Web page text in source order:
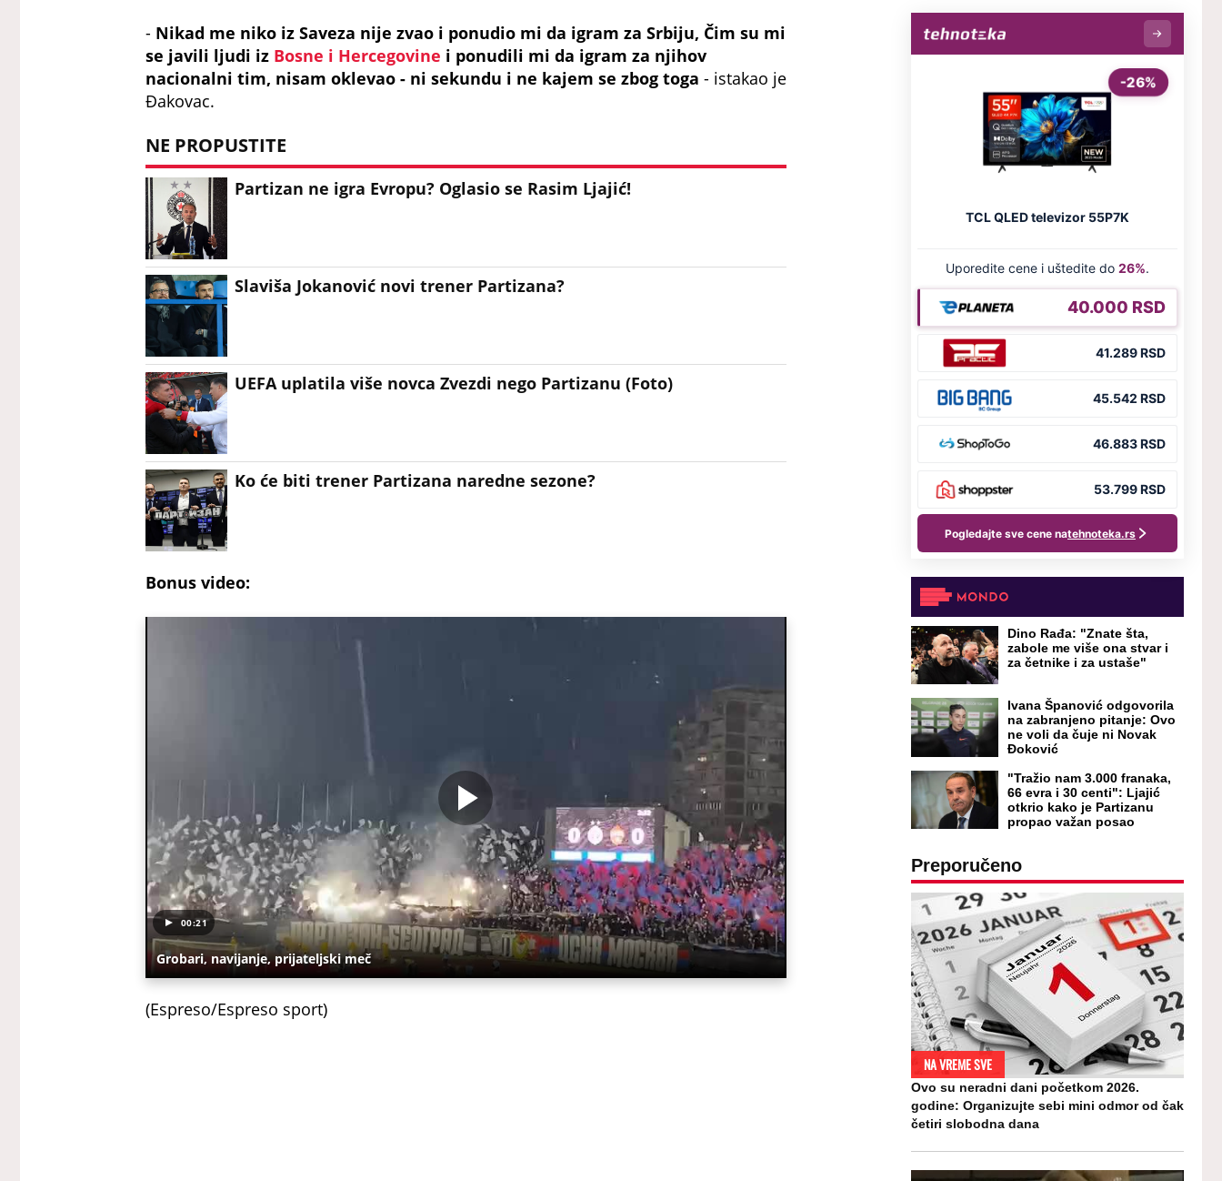
- Nikad me niko iz Saveza nije zvao i ponudio mi da igram za Srbiju, Čim su mi
se javili ljudi iz Bosne i Hercegovine i ponudili mi da igram za njihov
nacionalni tim, nisam oklevao - ni sekundu i ne kajem se zbog toga - istakao je
Đakovac.
NE PROPUSTITE
Partizan ne igra Evropu? Oglasio se Rasim Ljajić!
Slaviša Jokanović novi trener Partizana?
UEFA uplatila više novca Zvezdi nego Partizanu (Foto)
Ko će biti trener Partizana naredne sezone?
Bonus video:
00:21
Grobari, navijanje, prijateljski meč
(Espreso/Espreso sport)
Dino Rađa: "Znate šta,
zabole me više ona stvar i
za četnike i za ustaše"
Ivana Španović odgovorila
na zabranjeno pitanje: Ovo
ne voli da čuje ni Novak
Đoković
"Tražio nam 3.000 franaka,
66 evra i 30 centi": Ljajić
otkrio kako je Partizanu
propao važan posao
Preporučeno
NA VREME SVE
Ovo su neradni dani početkom 2026.
godine: Organizujte sebi mini odmor od čak
četiri slobodna dana